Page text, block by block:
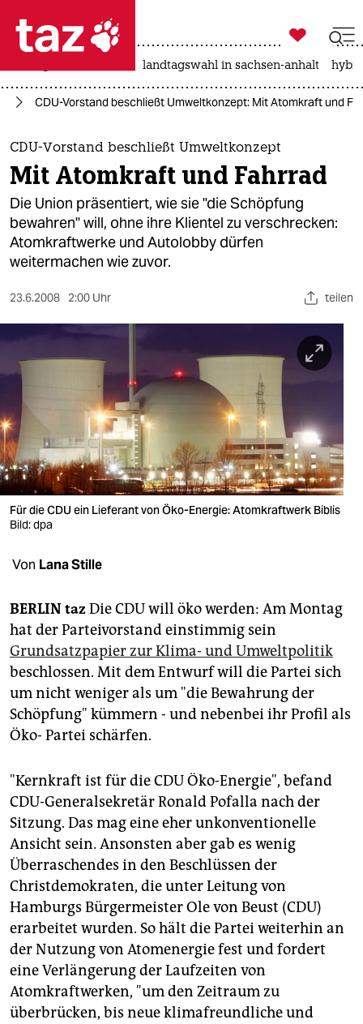
 taz zahl ich
taz zahl ich
themen
politik
öko
gesellschaft
kultur
sport
berlin
nord
wahrheit
verlag
verlag
shop
fragen & hilfe
unterstützen
abo
genossenschaft
epaper login

taz zahl ich
landtagswahl in sachsen-anhalt
CDU-Vorstand beschließt Umweltkonzept: Mit Atomkraft und
CDU-Vorstand beschließt Umweltkonzept
Mit Atomkraft und Fahrrad
Die Union präsentiert, wie sie "die Schöpfung
bewahren" will, ohne ihre Klientel zu verschrecken:
Atomkraftwerke und Autolobby dürfen
weitermachen wie zuvor.
23.6.2008 2:00 Uhr teilen
Für die CDU ein Lieferant von Öko-Energie: Atomkraftwerk Biblis
Bild: dpa
Von Lana Stille
BERLIN taz Die CDU will öko werden: Am Montag
hat der Parteivorstand einstimmig sein
Grundsatzpapier zur Klima- und Umweltpolitik
beschlossen. Mit dem Entwurf will die Partei sich
um nicht weniger als um "die Bewahrung der
Schöpfung" kümmern - und nebenbei ihr Profil als
Öko- Partei schärfen.
"Kernkraft ist für die CDU Öko-Energie", befand
CDU-Generalsekretär Ronald Pofalla nach der
Sitzung. Das mag eine eher unkonventionelle
Ansicht sein. Ansonsten aber gab es wenig
Überraschendes in den Beschlüssen der
Christdemokraten, die unter Leitung von
Hamburgs Bürgermeister Ole von Beust (CDU)
erarbeitet wurden. So hält die Partei weiterhin an
der Nutzung von Atomenergie fest und fordert
eine Verlängerung der Laufzeiten von
Atomkraftwerken, "um den Zeitraum zu
überbrücken, bis neue klimafreundliche und